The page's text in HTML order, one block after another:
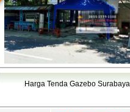
Harga Tenda Gazebo Surabaya